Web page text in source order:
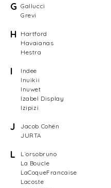
G Gallucci
Grevi
H Hartford
Havaianas
Hestra
I
Indee
Inuikii
Inuwet
Izabel Display
Izipizi
J
Jacob Cohën
JURTA
L
L´orsobruno
La Boucle
LaCoqueFrancaise
Lacoste